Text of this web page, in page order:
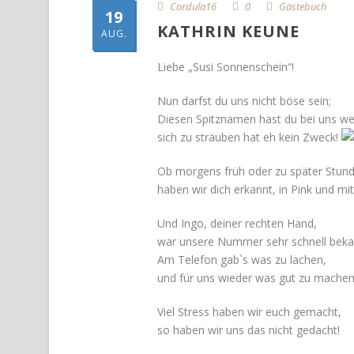
19
AUG.
Cordula16 0 Gästebuch
KATHRIN KEUNE
Liebe „Susi Sonnenschein“!
Nun darfst du uns nicht böse sein;
Diesen Spitznamen hast du bei uns
sich zu sträuben hat eh kein Zweck!
Ob morgens früh oder zu später
haben wir dich erkannt, in Pink und
Und Ingo, deiner rechten Hand,
war unsere Nummer sehr schnell
Am Telefon gab`s was zu lachen,
und für uns wieder was gut zu
Viel Stress haben wir euch gemacht,
so haben wir uns das nicht gedacht!